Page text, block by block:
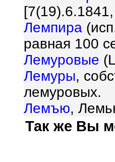
Лемпира
равная 100
Лемуровые
Лемуры,
лемуровых.
Лемъю,
Так же Вы